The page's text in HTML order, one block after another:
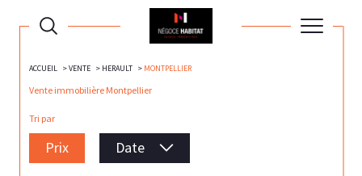
ACCUEIL VENTE HERAULT MONTPELLIER
Vente immobilière Montpellier
Tri par
Prix Date